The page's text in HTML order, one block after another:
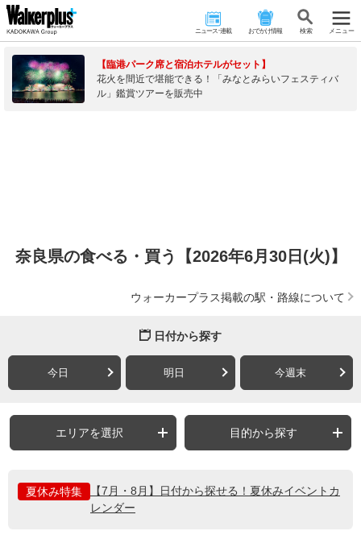
ニュース･連載 おでかけ情報 検 索 メニュー
【臨港パーク席と宿泊ホテルがセット】
花火を間近で堪能できる！「みなとみらいフェスティバ
ル」鑑賞ツアーを販売中
奈良県の食べる・買う【2026年6月30日(火)】
ウォーカープラス掲載の駅・路線について
日付から探す
今日 明日 今週末
エリアを選択 目的から探す
夏休み特集
【7月・8月】日付から探せる！夏休みイベントカ
レンダー